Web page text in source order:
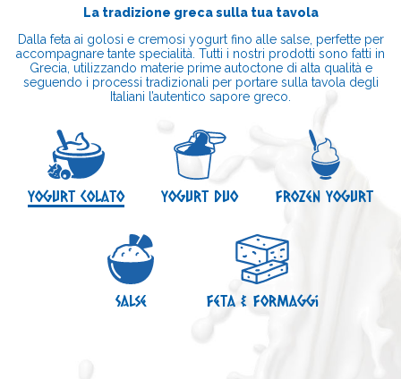
La tradizione greca sulla tua tavola
Dalla feta ai golosi e cremosi yogurt fino alle salse, perfette per
accompagnare tante specialità. Tutti i nostri prodotti sono fatti in
Grecia, utilizzando materie prime autoctone di alta qualità e
seguendo i processi tradizionali per portare sulla tavola degli
Italiani l’autentico sapore greco.
Yogurt Colato Yogurt Duo Frozen Yogurt
Salse Feta & Formaggi